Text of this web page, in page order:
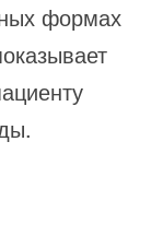
формах